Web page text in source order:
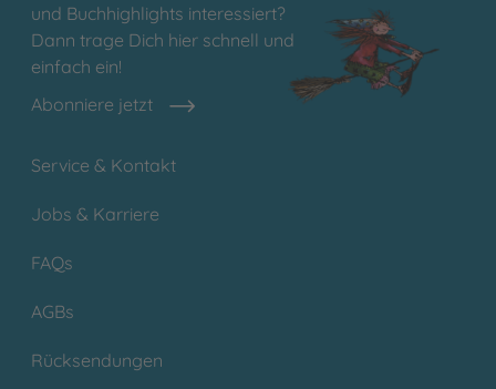
und Buchhighlights interessiert?
Dann trage Dich hier schnell und
einfach ein!
Abonniere jetzt
Service & Kontakt
Jobs & Karriere
FAQs
AGBs
Rücksendungen